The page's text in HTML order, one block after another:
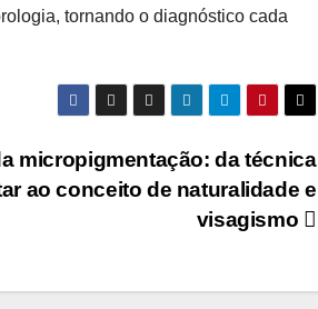
tornando o diagnóstico cada
micropigmentação: da técnica
ao conceito de naturalidade e
visagismo